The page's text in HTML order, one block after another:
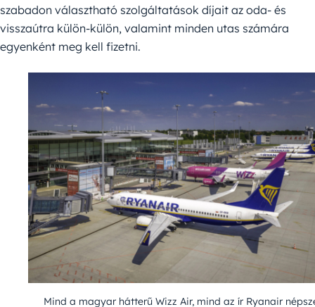
szabadon választható szolgáltatások díjait az oda- és
visszaútra külön-külön, valamint minden utas számára
egyenként meg kell fizetni.
Mind a magyar hátterű Wizz Air, mind az ír Ryanair